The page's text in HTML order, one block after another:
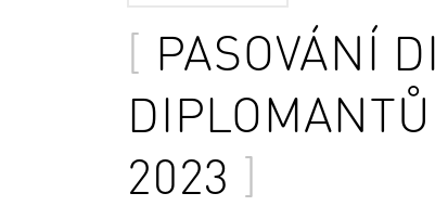
PASOVÁNÍ
2023